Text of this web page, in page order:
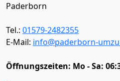
Paderborn
Tel.: 01579-2482355
E-Mail: info@paderborn-
Öffnungszeiten: Mo - Sa: